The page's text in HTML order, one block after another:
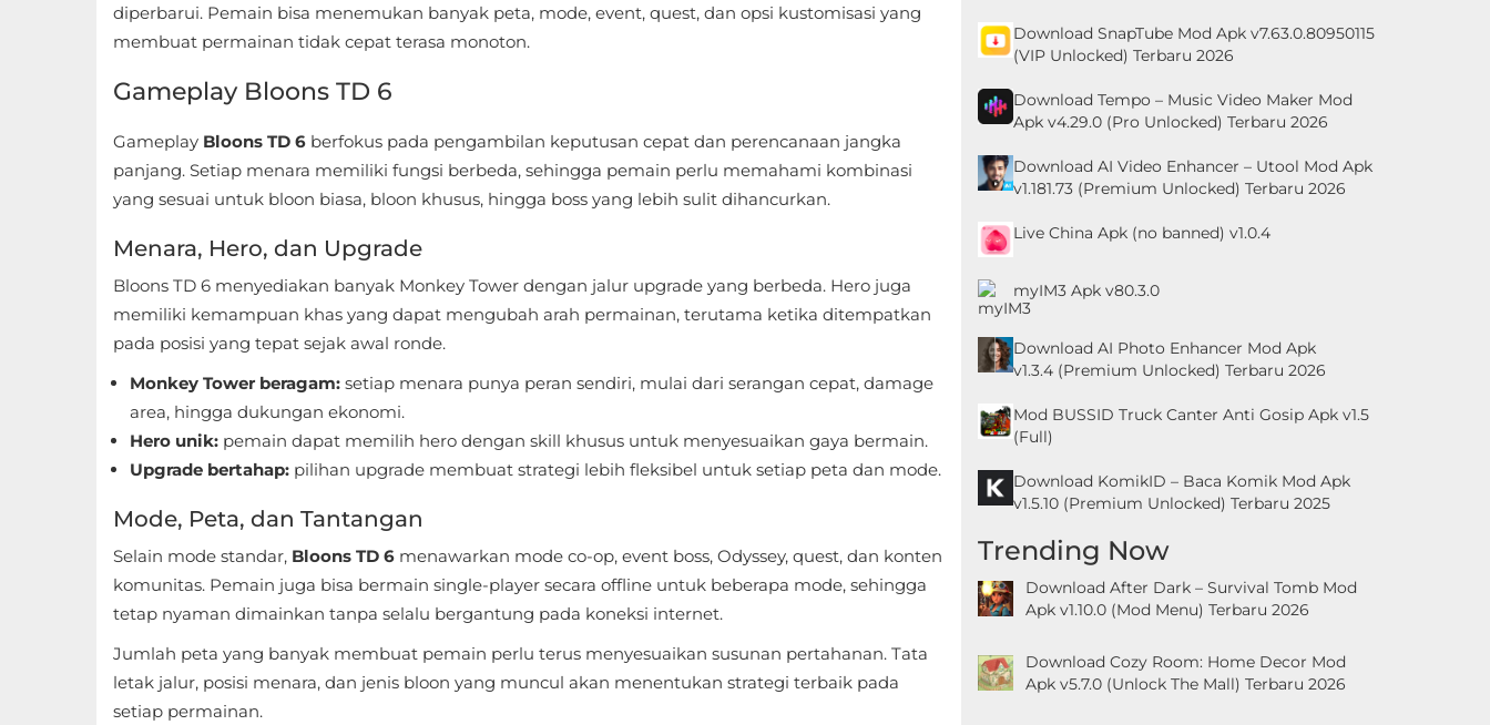
Standalone
diperbarui. Pemain bisa menemukan banyak peta, mode, event, quest, dan opsi kustomisasi yang
membuat permainan tidak cepat terasa monoton.
Gameplay Bloons TD 6
Gameplay Bloons TD 6 berfokus pada pengambilan keputusan cepat dan perencanaan jangka
panjang. Setiap menara memiliki fungsi berbeda, sehingga pemain perlu memahami kombinasi
yang sesuai untuk bloon biasa, bloon khusus, hingga boss yang lebih sulit dihancurkan.
Menara, Hero, dan Upgrade
Bloons TD 6 menyediakan banyak Monkey Tower dengan jalur upgrade yang berbeda. Hero juga
memiliki kemampuan khas yang dapat mengubah arah permainan, terutama ketika ditempatkan
pada posisi yang tepat sejak awal ronde.
Monkey Tower beragam: setiap menara punya peran sendiri, mulai dari serangan cepat, damage
area, hingga dukungan ekonomi.
Hero unik: pemain dapat memilih hero dengan skill khusus untuk menyesuaikan gaya bermain.
Upgrade bertahap: pilihan upgrade membuat strategi lebih fleksibel untuk setiap peta dan mode.
Mode, Peta, dan Tantangan
Selain mode standar, Bloons TD 6 menawarkan mode co-op, event boss, Odyssey, quest, dan konten
komunitas. Pemain juga bisa bermain single-player secara offline untuk beberapa mode, sehingga
tetap nyaman dimainkan tanpa selalu bergantung pada koneksi internet.
Jumlah peta yang banyak membuat pemain perlu terus menyesuaikan susunan pertahanan. Tata
letak jalur, posisi menara, dan jenis bloon yang muncul akan menentukan strategi terbaik pada
setiap permainan.
Download SnapTube Mod Apk v7.63.0.80950115
(VIP Unlocked) Terbaru 2026
Download Tempo – Music Video Maker Mod
Apk v4.29.0 (Pro Unlocked) Terbaru 2026
Download AI Video Enhancer – Utool Mod Apk
v1.181.73 (Premium Unlocked) Terbaru 2026
Live China Apk (no banned) v1.0.4
myIM3 Apk v80.3.0
Download AI Photo Enhancer Mod Apk
v1.3.4 (Premium Unlocked) Terbaru 2026
Mod BUSSID Truck Canter Anti Gosip Apk v1.5
(Full)
Download KomikID – Baca Komik Mod Apk
v1.5.10 (Premium Unlocked) Terbaru 2025
Trending Now
Download After Dark – Survival Tomb Mod
Apk v1.10.0 (Mod Menu) Terbaru 2026
Download Cozy Room: Home Decor Mod
Apk v5.7.0 (Unlock The Mall) Terbaru 2026